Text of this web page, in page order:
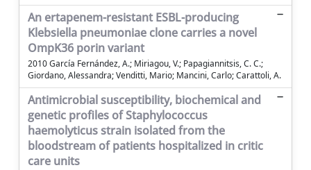
An ertapenem-resistant ESBL-producing
Klebsiella pneumoniae clone carries a novel
OmpK36 porin variant
2010 García Fernández, A.; Miriagou, V.; Papagiannitsis, C. C.;
Giordano, Alessandra; Venditti, Mario; Mancini, Carlo; Carattoli, A.
Antimicrobial susceptibility, biochemical and
genetic profiles of Staphylococcus
haemolyticus strain isolated from the
bloodstream of patients hospitalized in critic
care units